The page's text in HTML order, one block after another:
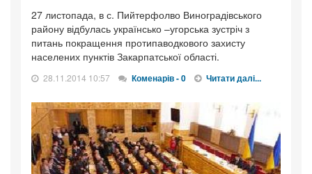
27 листопада, в с. Пийтерфолво Виноградівського
району відбулась українсько –угорська зустріч з
питань покращення протипаводкового захисту
населених пунктів Закарпатської області.
28.11.2014 10:57 Коменарів - 0 Читати далі...